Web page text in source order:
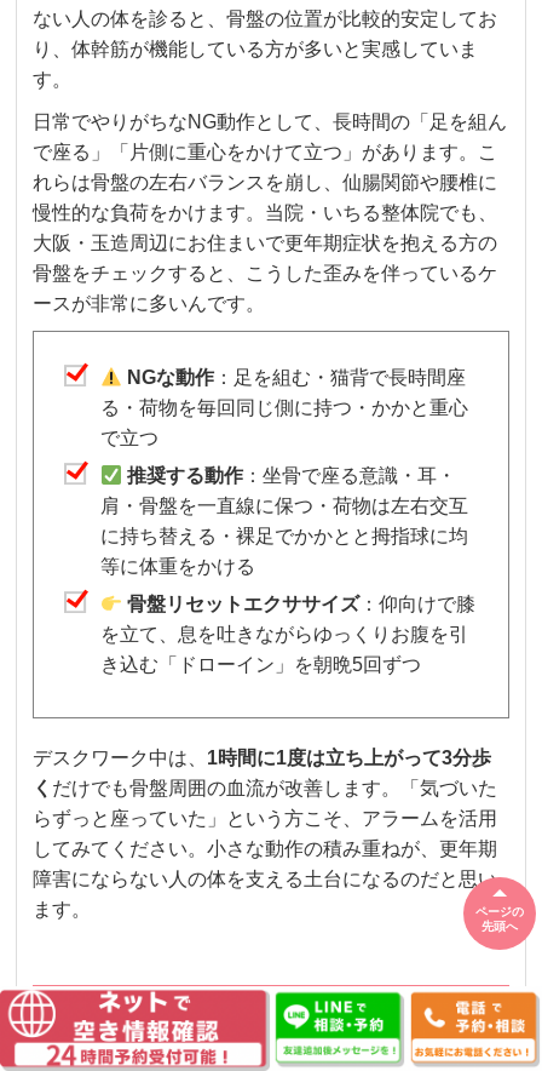
ない人の体を診ると、骨盤の位置が比較的安定してお
り、体幹筋が機能している方が多いと実感していま
す。
日常でやりがちなNG動作として、長時間の「足を組ん
で座る」「片側に重心をかけて立つ」があります。こ
れらは骨盤の左右バランスを崩し、仙腸関節や腰椎に
慢性的な負荷をかけます。当院・いちる整体院でも、
大阪・玉造周辺にお住まいで更年期症状を抱える方の
骨盤をチェックすると、こうした歪みを伴っているケ
ースが非常に多いんです。
NGな動作 ：足を組む・猫背で長時間座
る・荷物を毎回同じ側に持つ・かかと重心
で立つ
推奨する動作 ：坐骨で座る意識・耳・
肩・骨盤を一直線に保つ・荷物は左右交互
に持ち替える・裸足でかかとと拇指球に均
等に体重をかける
骨盤リセットエクササイズ：仰向けで膝
を立て、息を吐きながらゆっくりお腹を引
き込む「ドローイン」を朝晩5回ずつ
デスクワーク中は、 1時間に1度は立ち上がって3分歩
く だけでも骨盤周囲の血流が改善します。「気づいた
らずっと座っていた」という方こそ、アラームを活用
してみてください。小さな動作の積み重ねが、更年期
障害にならない人の体を支える土台になるのだと思い
ます。
整体で更年期障害にならない人
ページの
先頭へ